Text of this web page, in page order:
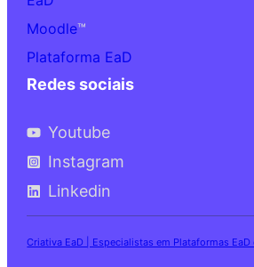
Moodle™
Plataforma EaD
Redes sociais
Youtube
Instagram
Linkedin
Criativa EaD | Especialistas em Plataformas